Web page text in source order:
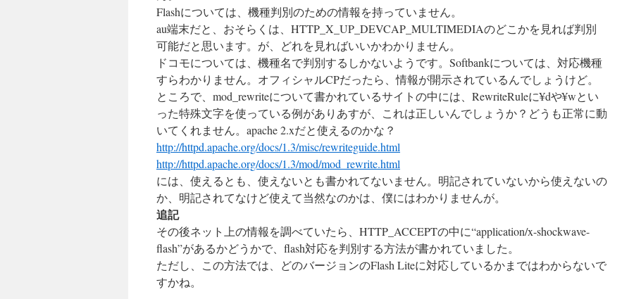
Flashについては、機種判別のための情報を持っていません。
au端末だと、おそらくは、HTTP_X_UP_DEVCAP_MULTIMEDIAのどこかを見れば判別
可能だと思います。が、どれを見ればいいかわかりません。
ドコモについては、機種名で判別するしかないようです。Softbankについては、対応機種
すらわかりません。オフィシャルCPだったら、情報が開示されているんでしょうけど。
ところで、mod_rewriteについて書かれているサイトの中には、RewriteRuleに¥dや¥wとい
った特殊文字を使っている例がありあすが、これは正しいんでしょうか？どうも正常に動
いてくれません。apache 2.xだと使えるのかな？
http://httpd.apache.org/docs/1.3/misc/rewriteguide.html
http://httpd.apache.org/docs/1.3/mod/mod_rewrite.html
には、使えるとも、使えないとも書かれてないません。明記されていないから使えないの
か、明記されてなけど使えて当然なのかは、僕にはわかりませんが。
追記
その後ネット上の情報を調べていたら、HTTP_ACCEPTの中に“application/x-shockwave-
flash”があるかどうかで、flash対応を判別する方法が書かれていました。
ただし、この方法では、どのバージョンのFlash Liteに対応しているかまではわからないで
すかね。